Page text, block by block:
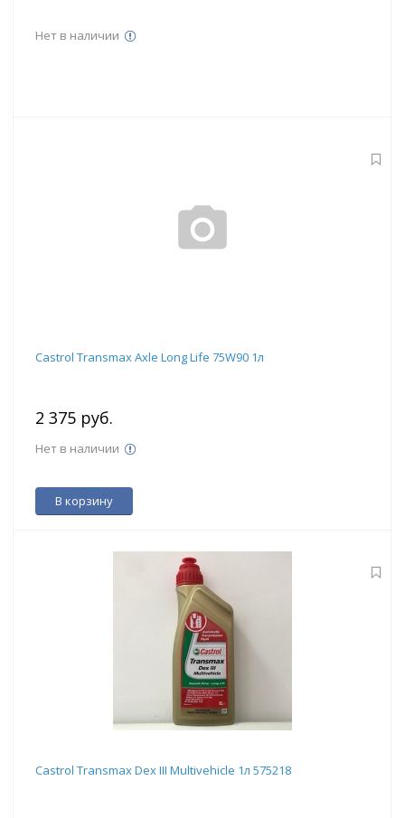
Нет в наличии
Castrol Transmax Axle Long Life 75W90 1л
2 375 руб.
Нет в наличии
В корзину
Castrol Transmax Dex III Multivehicle 1л 575218